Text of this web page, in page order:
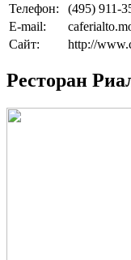
Телефон:
(495) 911-
E-mail:
Сайт:
http://
Ресторан